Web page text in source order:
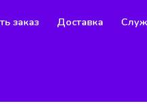
заказ Доставка